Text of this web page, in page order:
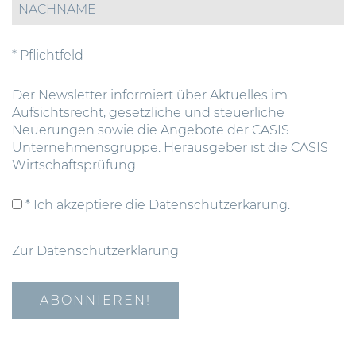
* Pflichtfeld
Der Newsletter informiert über Aktuelles im
Aufsichtsrecht, gesetzliche und steuerliche
Neuerungen sowie die Angebote der CASIS
Unternehmensgruppe. Herausgeber ist die CASIS
Wirtschaftsprüfung.
* Ich akzeptiere die Datenschutzerkärung.
Zur Datenschutzerklärung